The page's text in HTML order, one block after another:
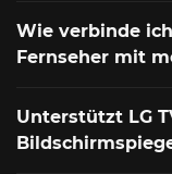
Wie verbinde
Fernseher mit
Unterstützt LG